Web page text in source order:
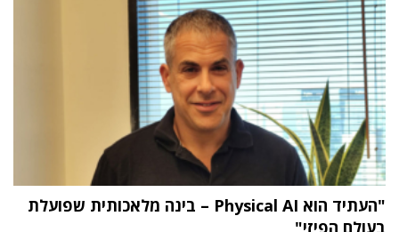
"העתיד הוא Physical AI – בינה מלאכותית שפועלת